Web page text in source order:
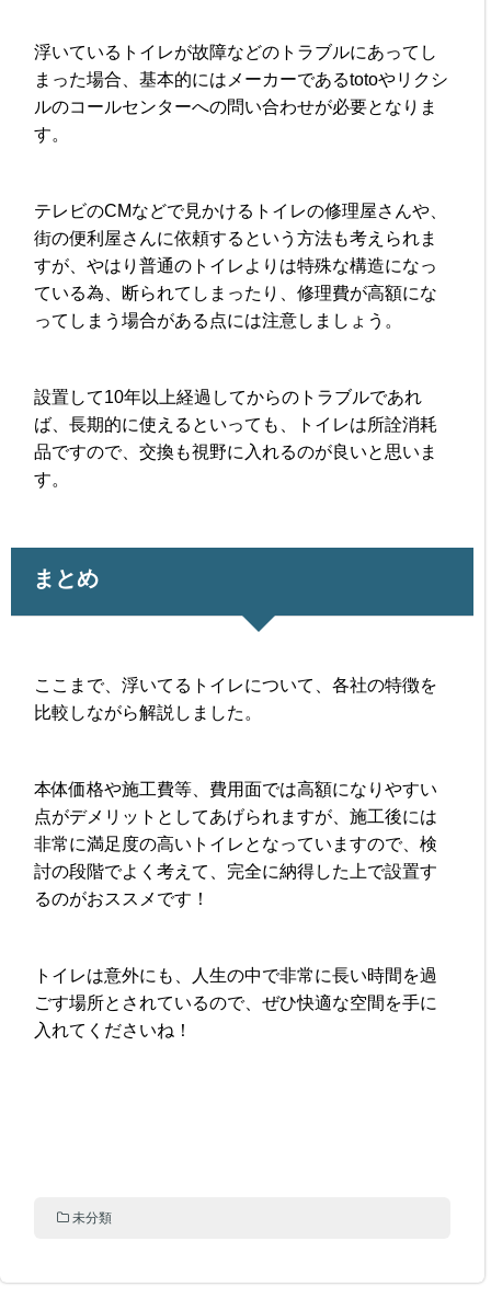
浮いているトイレが故障などのトラブルにあってし
まった場合、基本的にはメーカーであるtotoやリクシ
ルのコールセンターへの問い合わせが必要となりま
す。
テレビのCMなどで見かけるトイレの修理屋さんや、
街の便利屋さんに依頼するという方法も考えられま
すが、やはり普通のトイレよりは特殊な構造になっ
ている為、断られてしまったり、修理費が高額にな
ってしまう場合がある点には注意しましょう。
設置して10年以上経過してからのトラブルであれ
ば、長期的に使えるといっても、トイレは所詮消耗
品ですので、交換も視野に入れるのが良いと思いま
す。
まとめ
ここまで、浮いてるトイレについて、各社の特徴を
比較しながら解説しました。
本体価格や施工費等、費用面では高額になりやすい
点がデメリットとしてあげられますが、施工後には
非常に満足度の高いトイレとなっていますので、検
討の段階でよく考えて、完全に納得した上で設置す
るのがおススメです！
トイレは意外にも、人生の中で非常に長い時間を過
ごす場所とされているので、ぜひ快適な空間を手に
入れてくださいね！
未分類